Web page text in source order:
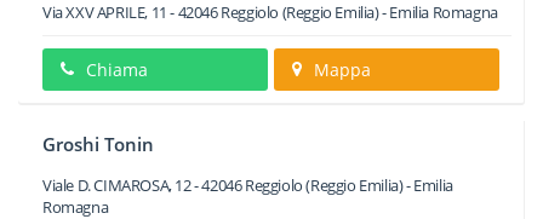
Via XXV APRILE, 11 -42046Reggiolo (Reggio Emilia) -Emilia Romagna
Chiama Mappa
Groshi Tonin
Viale D. CIMAROSA, 12-42046Reggiolo(Reggio Emilia) -Emilia
Romagna